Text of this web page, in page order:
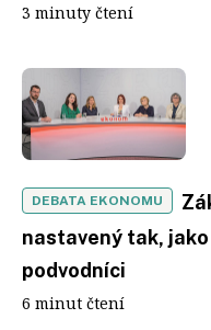
3 minuty čtení
DEBATA EKONOMU
nastavený tak,
podvodníci
6 minut čtení